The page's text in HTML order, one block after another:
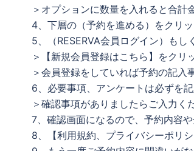
＞オプションに数量を入れると合計
4、下層の（予約を進める）をクリッ
5、（RESERVA会員ログイン）も
＞【新規会員登録はこちら】をクリ
＞会員登録をしていれば予約の記入
6、必要事項、アンケートは必ずを
＞確認事項がありましたらご入力く
7、確認画面になるので、予約内容
8、【利用規約、プライバシーポリ